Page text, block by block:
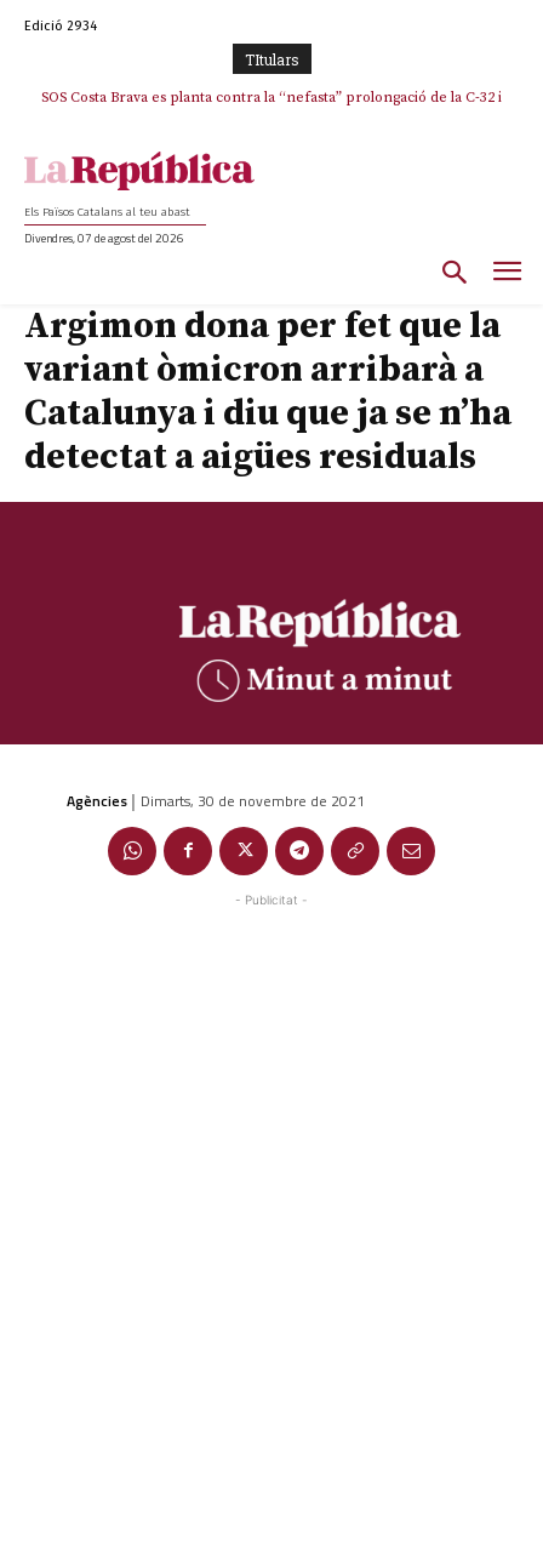
Edició 2934
TItulars
SOS Costa Brava es planta contra la “nefasta” prolongació de la C-32 i
Els Països Catalans al teu abast
Divendres, 07 de agost del 2026
Argimon dona per fet que la
variant òmicron arribarà a
Catalunya i diu que ja se n’ha
detectat a aigües residuals
Agències | Dimarts, 30 de novembre de 2021
- Publicitat -